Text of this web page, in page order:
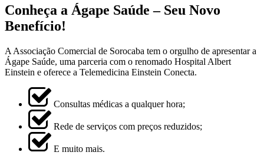
Conheça a Ágape Saúde – Seu Novo
Benefício!
A Associação Comercial de Sorocaba tem o orgulho de apresentar a
Ágape Saúde, uma parceria com o renomado Hospital Albert
Einstein e oferece a Telemedicina Einstein Conecta.
Consultas médicas a qualquer hora;
Rede de serviços com preços reduzidos;
E muito mais.